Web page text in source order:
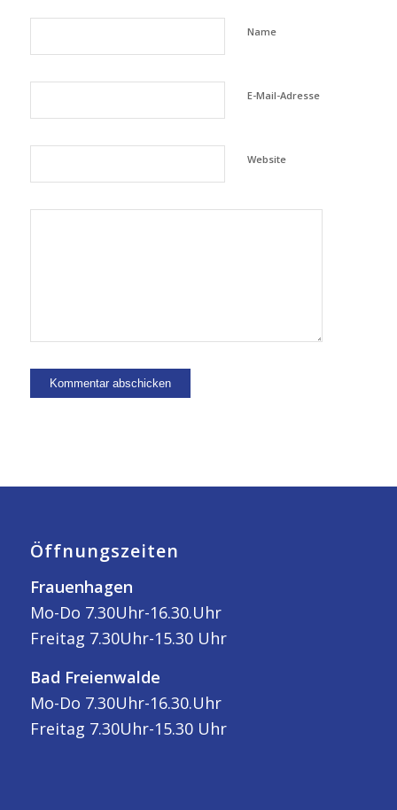
Name
E-Mail-Adresse
Website
Öffnungszeiten
Frauenhagen
Mo-Do 7.30Uhr-16.30.Uhr
Freitag 7.30Uhr-15.30 Uhr
Bad Freienwalde
Mo-Do 7.30Uhr-16.30.Uhr
Freitag 7.30Uhr-15.30 Uhr